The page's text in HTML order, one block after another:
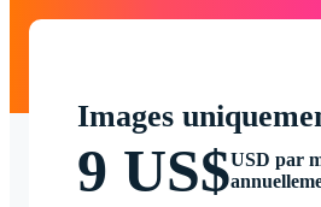
Images
9 US$USD par